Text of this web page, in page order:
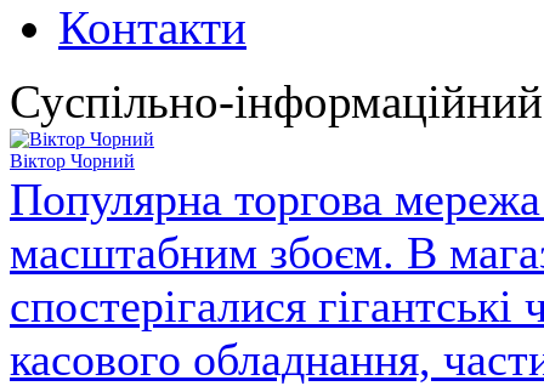
Контакти
Суспільно-
Віктор Чорний
Популярна торгова
масштабним збоєм. В
спостерігалися
касового обладнання,